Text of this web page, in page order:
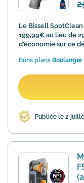
Le Bissell
199,99€ au lieu de
d'économie sur ce
Bons plans Boulanger
Publiée le 2